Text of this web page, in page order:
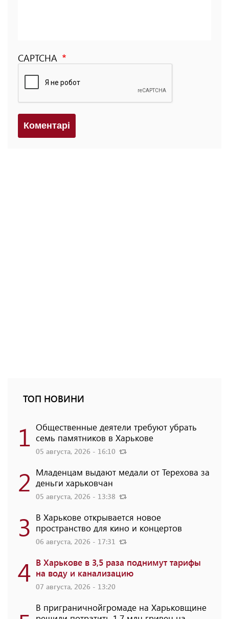
CAPTCHA
Коментарi
ТОП НОВИНИ
1 Общественные деятели требуют убрать
семь памятников в Харькове
05 августа, 2026 - 16:10
2 Младенцам выдают медали от Терехова за
деньги харьковчан
05 августа, 2026 - 13:38
3 В Харькове открывается новое
пространство для кино и концертов
06 августа, 2026 - 17:31
4 В Харькове в 3,5 раза поднимут тарифы
на воду и канализацию
07 августа, 2026 - 13:20
В приграничнойгромаде на Харьковщине